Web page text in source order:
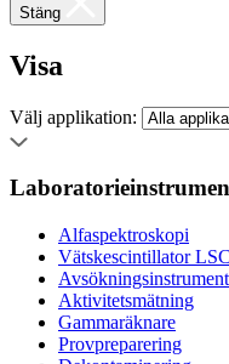
Stäng
Visa
Välj applikation:
Alfaspektroskopi
Vätskescintillator LSC
Aktivitetsmätning
Gammaräknare
Provpreparering